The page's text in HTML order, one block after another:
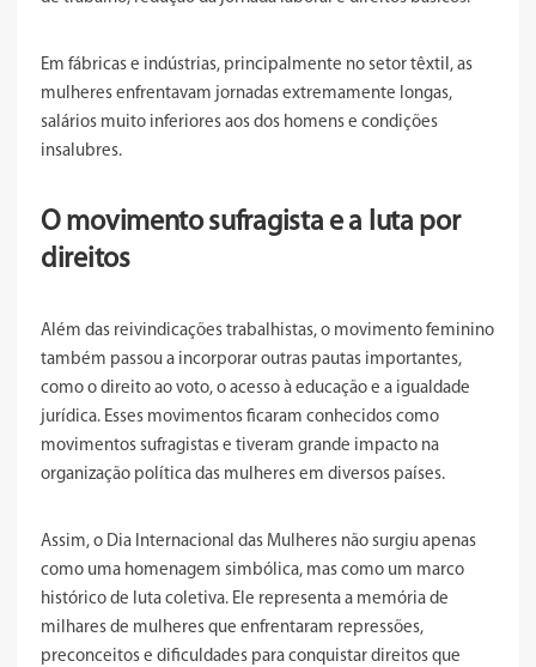
Em fábricas e indústrias, principalmente no setor têxtil, as
mulheres enfrentavam jornadas extremamente longas,
salários muito inferiores aos dos homens e condições
insalubres.
O movimento sufragista e a luta por
direitos
Além das reivindicações trabalhistas, o movimento feminino
também passou a incorporar outras pautas importantes,
como o direito ao voto, o acesso à educação e a igualdade
jurídica. Esses movimentos ficaram conhecidos como
movimentos sufragistas e tiveram grande impacto na
organização política das mulheres em diversos países.
Assim, o Dia Internacional das Mulheres não surgiu apenas
como uma homenagem simbólica, mas como um marco
histórico de luta coletiva. Ele representa a memória de
milhares de mulheres que enfrentaram repressões,
preconceitos e dificuldades para conquistar direitos que